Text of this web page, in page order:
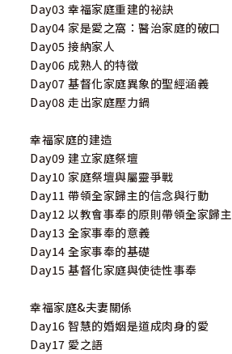
Day03 幸福家庭重建的祕訣
Day04 家是愛之窩：醫治家庭的破口
Day05 接納家人
Day06 成熟人的特徵
Day07 基督化家庭異象的聖經涵義
Day08 走出家庭壓力鍋
幸福家庭的建造
Day09 建立家庭祭壇
Day10 家庭祭壇與屬靈爭戰
Day11 帶領全家歸主的信念與行動
Day12 以教會事奉的原則帶領全家歸主
Day13 全家事奉的意義
Day14 全家事奉的基礎
Day15 基督化家庭與使徒性事奉
幸福家庭&夫妻關係
Day16 智慧的婚姻是道成肉身的愛
Day17 愛之語